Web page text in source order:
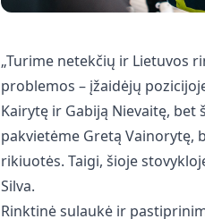
„Turime netekčių ir Lietuvos
problemos – įžaidėjų
Kairytę ir Gabiją Nievaitę,
pakvietėme Gretą Vainorytę,
rikiuotės. Taigi, šioje
Silva.
Rinktinė sulaukė ir